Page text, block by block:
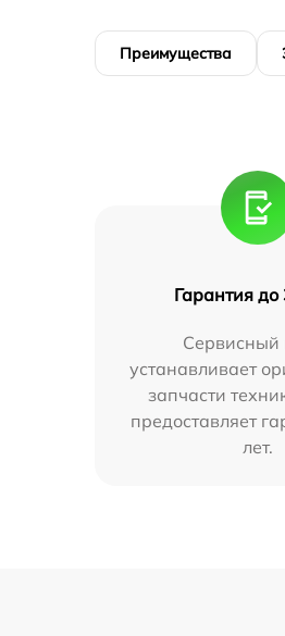
Преимущества
Гарантия до
Сервисный
устанавливает
запчасти
предоставляет
лет.